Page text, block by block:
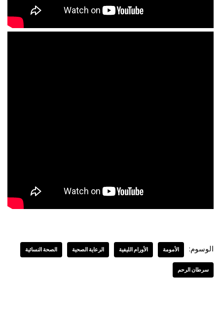
الوسوم: الأمومة الأورام الليفية الرعاية الصحية الصحة النسائية
سرطان الرحم